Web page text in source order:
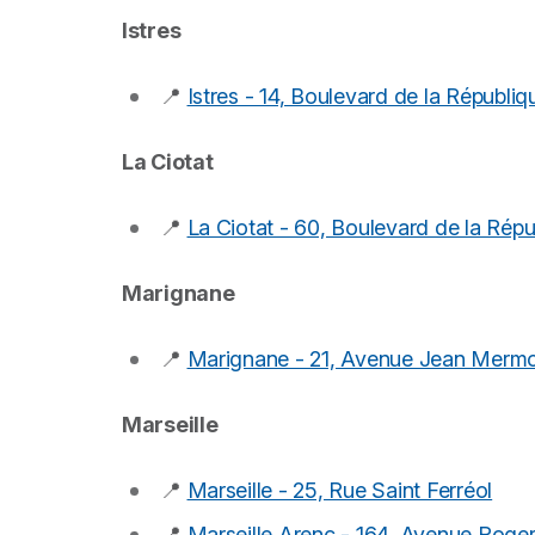
Istres
📍 Istres - 14, Boulevard de la
La Ciotat
📍 La Ciotat - 60, Boulevard de la
Marignane
📍 Marignane - 21, Avenue Jean
Marseille
📍 Marseille - 25, Rue Saint Ferréol